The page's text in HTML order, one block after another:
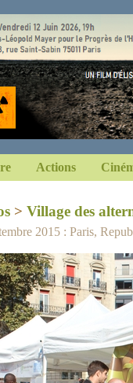
Actions
> Village des
2015 : Paris,